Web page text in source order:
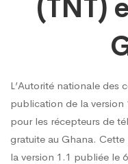
(TNT)
L’Autorité nationale des
publication de la version
pour les récepteurs de
gratuite au Ghana.
la version 1.1 publiée le